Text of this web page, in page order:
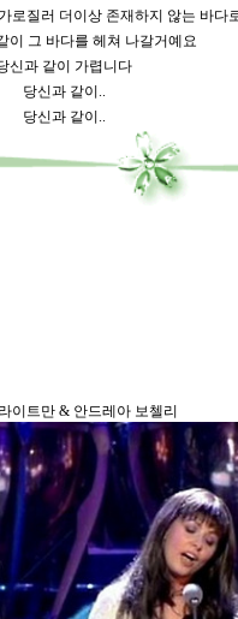
로질러 더이상 존재하지 않는 바다
이 그 바다를 헤쳐 나갈거예요
신과 같이 가렵니다
당신과 같이..
당신과 같이..
이트만 & 안드레아 보첼리